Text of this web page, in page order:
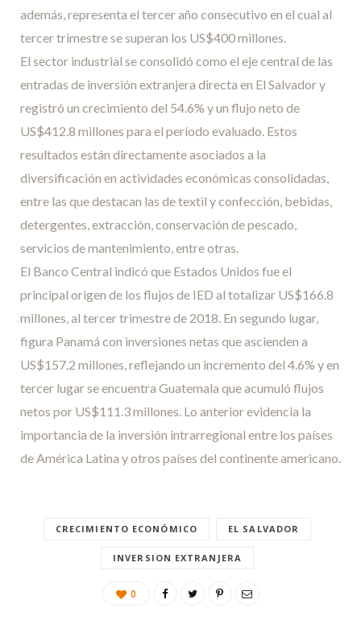
además, representa el tercer año consecutivo en el cual al
tercer trimestre se superan los US$400 millones.
El sector industrial se consolidó como el eje central de las
entradas de inversión extranjera directa en El Salvador y
registró un crecimiento del 54.6% y un flujo neto de
US$412.8 millones para el período evaluado. Estos
resultados están directamente asociados a la
diversificación en actividades económicas consolidadas,
entre las que destacan las de textil y confección, bebidas,
detergentes, extracción, conservación de pescado,
servicios de mantenimiento, entre otras.
El Banco Central indicó que Estados Unidos fue el
principal origen de los flujos de IED al totalizar US$166.8
millones, al tercer trimestre de 2018. En segundo lugar,
figura Panamá con inversiones netas que ascienden a
US$157.2 millones, reflejando un incremento del 4.6% y en
tercer lugar se encuentra Guatemala que acumuló flujos
netos por US$111.3 millones. Lo anterior evidencia la
importancia de la inversión intrarregional entre los países
de América Latina y otros países del continente americano.
CRECIMIENTO ECONÓMICO EL SALVADOR
INVERSION EXTRANJERA
0